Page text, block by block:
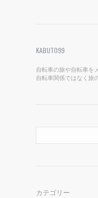
KABUTO99
自転車の旅や自転車を
自転車関係ではなく旅
カテゴリー